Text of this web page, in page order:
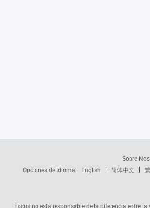
Sobre
Opciones de Idioma:
English 简体中文
Focus no está responsable de la diferencia entre